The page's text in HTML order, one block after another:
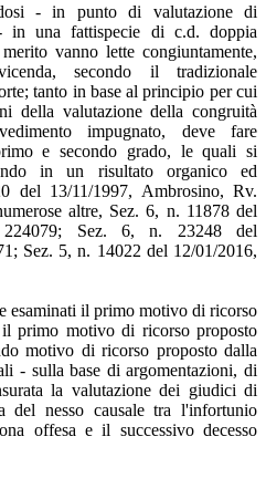
- in punto di valutazione di
in una fattispecie di c.d. doppia
vanno lette congiuntamente,
secondo il tradizionale
tanto in base al principio per cui
valutazione della congruità
impugnato, deve fare
e secondo grado, le quali si
in un risultato organico ed
del 13/11/1997, Ambrosino, Rv.
altre, Sez. 6, n. 11878 del
224079; Sez. 6, n. 23248 del
Sez. 5, n. 14022 del 12/01/2016,
esaminati il primo motivo di ricorso
primo motivo di ricorso proposto
motivo di ricorso proposto dalla
- sulla base di argomentazioni, di
la valutazione dei giudici di
del nesso causale tra l'infortunio
offesa e il successivo decesso